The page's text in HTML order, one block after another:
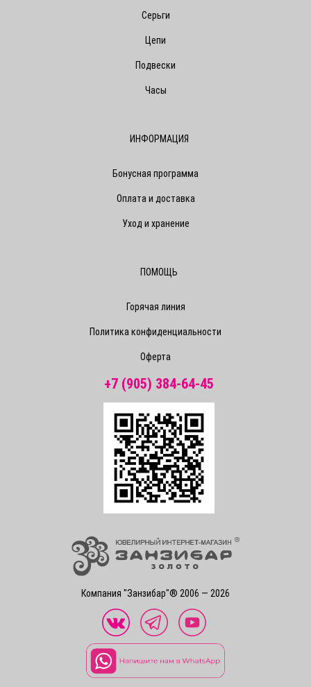
Компания "Занзибар"® 2006 — 2026
Серьги
Цепи
Подвески
Часы
ИНФОРМАЦИЯ
Бонусная программа
Оплата и доставка
Уход и хранение
ПОМОЩЬ
Горячая линия
Политика конфиденциальности
Оферта
+7 (905) 384-64-45